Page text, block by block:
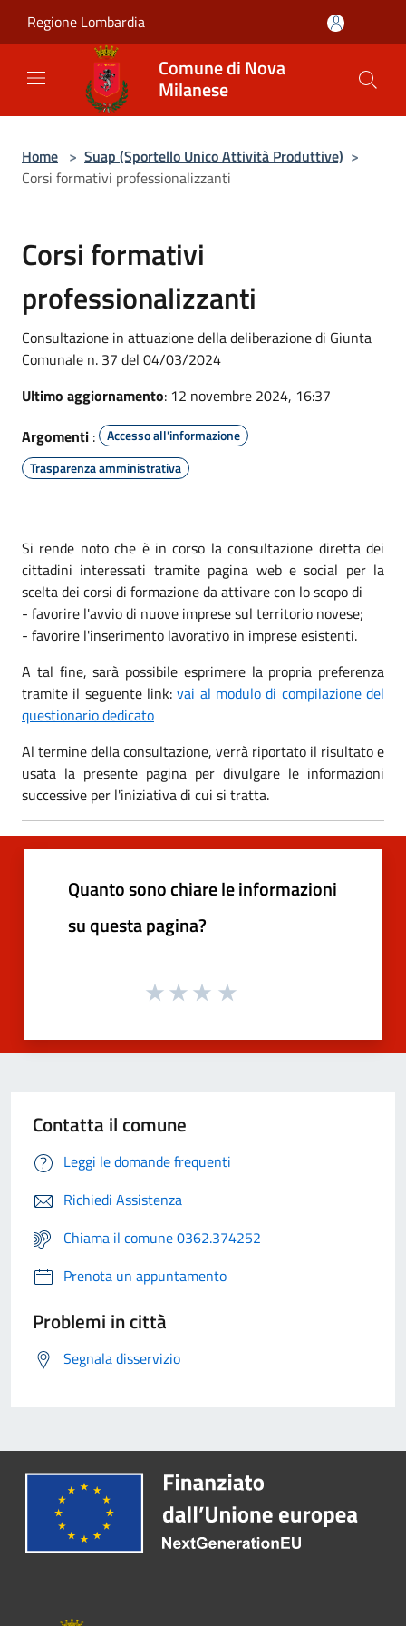
Regione Lombardia
Comune di Nova
Milanese
Home > Suap (Sportello Unico Attività Produttive) >
Corsi formativi professionalizzanti
Corsi formativi
professionalizzanti
Consultazione in attuazione della deliberazione di Giunta
Comunale n. 37 del 04/03/2024
Ultimo aggiornamento: 12 novembre 2024, 16:37
Argomenti :
Accesso all'informazione
Trasparenza amministrativa
Si rende noto che è in corso la consultazione diretta dei
cittadini interessati tramite pagina web e social per la
scelta dei corsi di formazione da attivare con lo scopo di
- favorire l'avvio di nuove imprese sul territorio novese;
- favorire l'inserimento lavorativo in imprese esistenti.
A tal fine, sarà possibile esprimere la propria preferenza
tramite il seguente link:vai al modulo di compilazione del
questionario dedicato
Al termine della consultazione, verrà riportato il risultato e
usata la presente pagina per divulgare le informazioni
successive per l'iniziativa di cui si tratta.
Quanto sono chiare le informazioni
su questa pagina?
Contatta il comune
Leggi le domande frequenti
Richiedi Assistenza
Chiama il comune 0362.374252
Prenota un appuntamento
Problemi in città
Segnala disservizio